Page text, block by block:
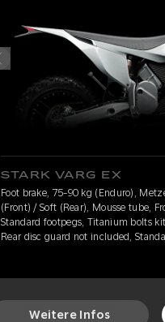
STARK VARG EX
Foot brake, 75-90 kg (Enduro),
(Front) / Soft (Rear), Mousse tube,
Standard footpegs, Titanium bolts
Rear disc guard not included,
Weitere Infos